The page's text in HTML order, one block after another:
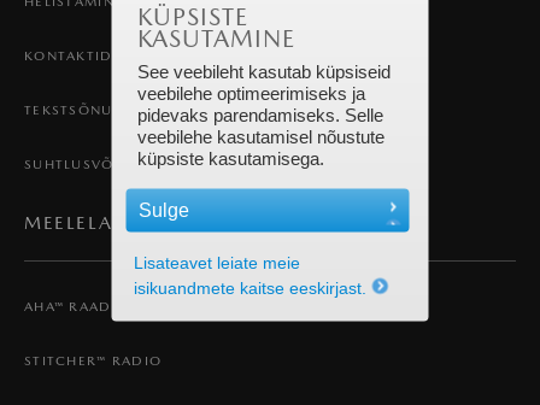
KONTAKTID
TEKSTSÕNUMID
SUHTLUSVÕRGUD
MEELELAHUTUS
AHA™ RAADIO
STITCHER™ RADIO
KÜPSISTE
KASUTAMINE
See veebileht kasutab küpsiseid
veebilehe optimeerimiseks ja
pidevaks parendamiseks. Selle
veebilehe kasutamisel nõustute
küpsiste kasutamisega.
Sulge
Lisateavet leiate meie
isikuandmete kaitse eeskirjast.